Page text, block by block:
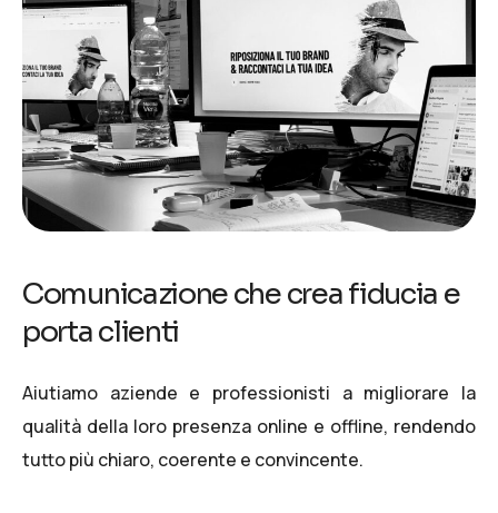
Comunicazione che crea fiducia e
porta clienti
Aiutiamo aziende e professionisti a migliorare la
qualità della loro presenza online e offline, rendendo
tutto più chiaro, coerente e convincente.